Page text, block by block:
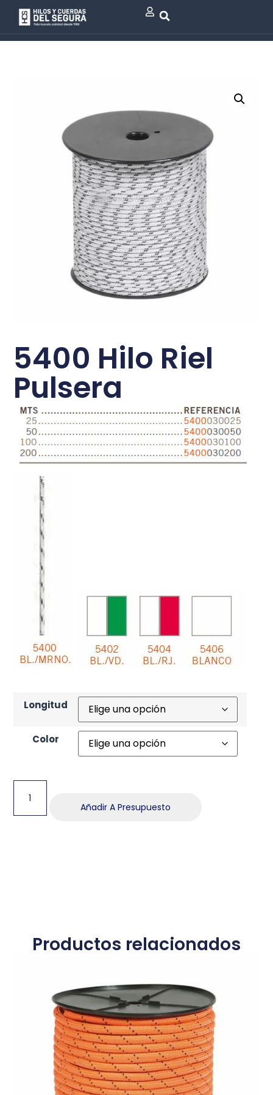
5400 Hilo Riel
Pulsera
Longitud
Color
Añadir A Presupuesto
Productos relacionados